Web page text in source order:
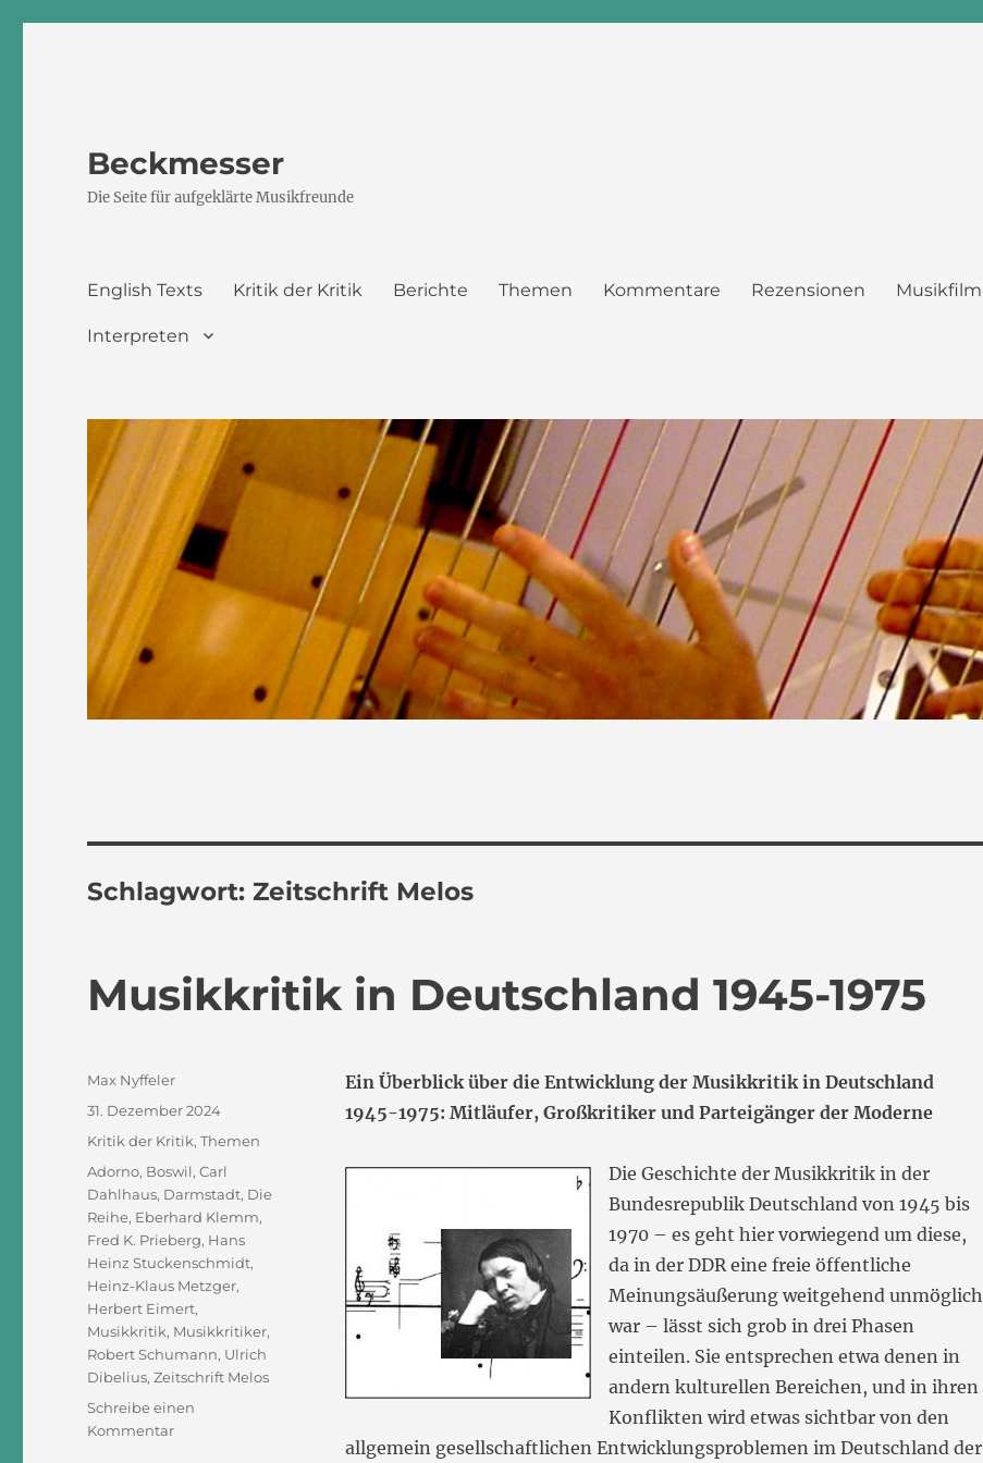
Beckmesser
Die Seite für aufgeklärte Musikfreunde
English Texts Kritik der Kritik Berichte Themen Kommentare Rezensionen Musikfilm
Interpreten
Schlagwort:Zeitschrift Melos
Musikkritik in Deutschland 1945-1975
Ein Überblick über die Entwicklung der Musikkritik in Deutschland
1945-1975: Mitläufer, Großkritiker und Parteigänger der Moderne
Die Geschichte der Musikkritik in der
Bundesrepublik Deutschland von 1945 bis
1970 – es geht hier vorwiegend um diese,
da in der DDR eine freie öffentliche
Meinungsäußerung weitgehend unmöglich
war – lässt sich grob in drei Phasen
einteilen. Sie entsprechen etwa denen in
andern kulturellen Bereichen, und in ihren
Konflikten wird etwas sichtbar von den
allgemein gesellschaftlichen Entwicklungsproblemen im Deutschland der
Autor
Max Nyffeler
Veröffentlicht
am
31. Dezember 2024
Kategorien
Kritik der Kritik,Themen
Schlagwörter
Adorno, Boswil,Carl
Dahlhaus, Darmstadt, Die
Reihe, Eberhard Klemm,
Fred K. Prieberg, Hans
Heinz Stuckenschmidt,
Heinz-Klaus Metzger,
Herbert Eimert,
Musikkritik, Musikkritiker,
Robert Schumann, Ulrich
Dibelius,Zeitschrift Melos
Schreibe einen
Kommentarzu